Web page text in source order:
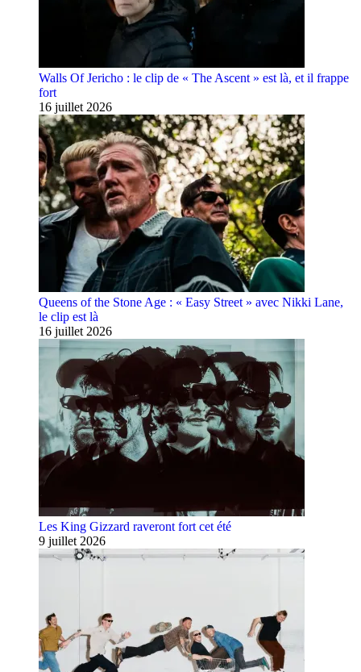
Walls Of Jericho : le clip de « The Ascent » est là, et il frappe
fort
16 juillet 2026
Queens of the Stone Age : « Easy Street » avec Nikki Lane,
le clip est là
16 juillet 2026
Les King Gizzard raveront fort cet été
9 juillet 2026